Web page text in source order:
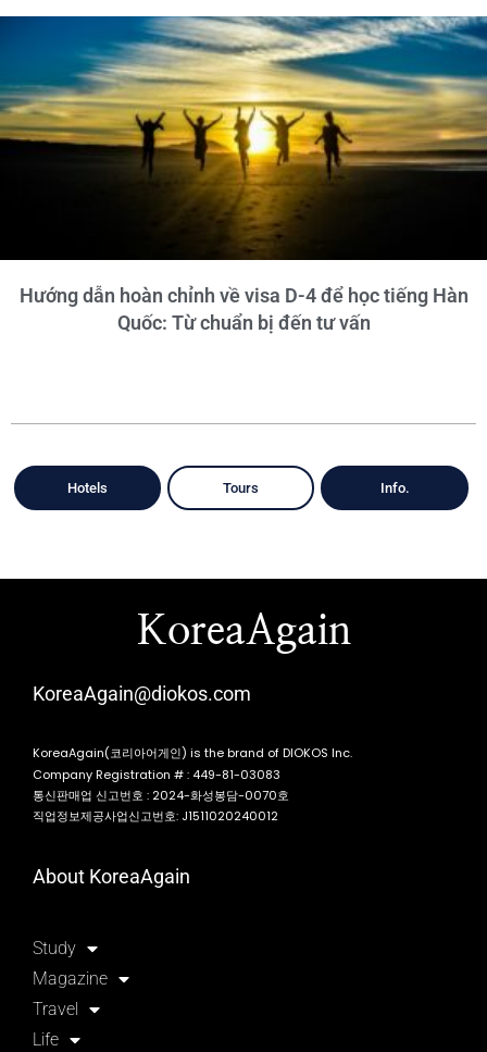
Hướng dẫn hoàn chỉnh về visa D-4 để học tiếng Hàn
Quốc: Từ chuẩn bị đến tư vấn
Hotels Tours Info.
KoreaAgain
KoreaAgain@diokos.com
KoreaAgain(코리아어게인) is the brand of DIOKOS Inc.
Company Registration # : 449-81-03083
통신판매업 신고번호 : 2024-화성봉담-0070호
직업정보제공사업신고번호: J1511020240012
About KoreaAgain
Study
Magazine
Travel
Life